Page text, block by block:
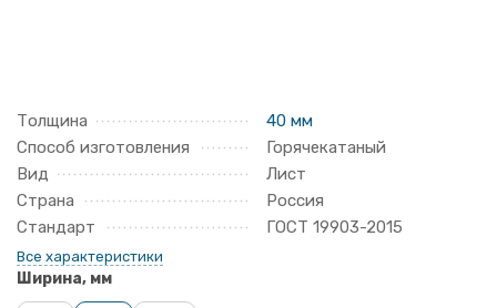
Толщина
40 мм
Способ изготовления
Горячекатаный
Вид
Лист
Страна
Россия
Стандарт
ГОСТ 19903-2015
Все характеристики
Ширина, мм